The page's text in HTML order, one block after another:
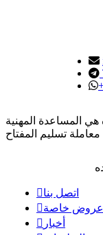
هي المساعدة المهنية
اتصل بنا
عروض خاصة
أخبار